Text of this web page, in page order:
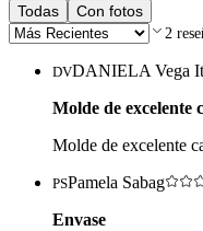
Todas Con fotos
2
DVDANIELA Vega
Molde de excelente
Molde de excelente
PSPamela Sabag
Envase